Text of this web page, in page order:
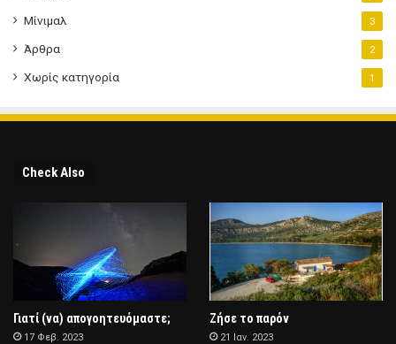
Μίνιμαλ 3
Άρθρα 2
Χωρίς κατηγορία 1
Check Also
Γιατί (να) απογοητευόμαστε;
17 Φεβ. 2023
Ζήσε το παρόν
21 Ιαν. 2023